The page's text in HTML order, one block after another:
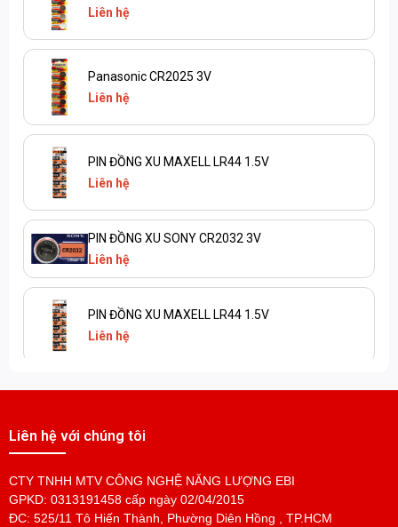
Liên hệ
Panasonic CR2025 3V
Liên hệ
PIN ĐỒNG XU MAXELL LR44 1.5V
Liên hệ
PIN ĐỒNG XU SONY CR2032 3V
Liên hệ
PIN ĐỒNG XU MAXELL LR44 1.5V
Liên hệ
Pin Đồng Xu Panasonic VL2330
Liên hệ
Liên hệ với chúng tôi
CTY TNHH MTV CÔNG NGHỆ NĂNG LƯỢNG EBI
GPKD: 0313191458 cấp ngày 02/04/2015
ĐC: 525/11 Tô Hiến Thành, Phường Diên Hồng , TP.HCM